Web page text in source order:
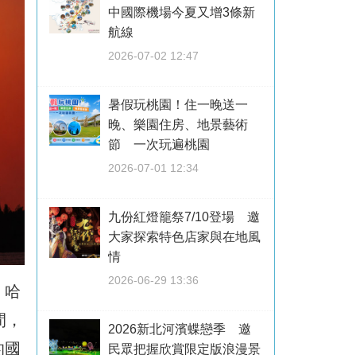
哈
中國際機場今夏又增3條新
航線
2026-07-02 12:47
暑假玩桃園！住一晚送一
晚、樂園住房、地景藝術
節 一次玩遍桃園
2026-07-01 12:34
九份紅燈籠祭7/10登場 邀
大家探索特色店家與在地風
情
2026-06-29 13:36
2026新北河濱蝶戀季 邀
民眾把握欣賞限定版浪漫景